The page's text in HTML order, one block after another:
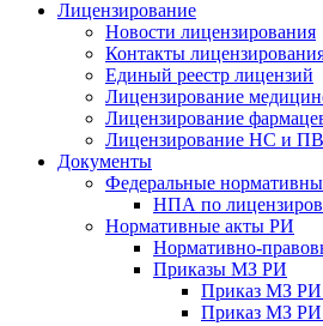
Лицензирование
Новости лицензирования
Контакты
Единый реестр лицензий
Лицензирование
Лицензирование
Лицензирование НС и ПВ
Документы
Федеральные
НПА по
Нормативные акты РИ
Нормативно-
Приказы МЗ РИ
Приказ МЗ
Приказ МЗ